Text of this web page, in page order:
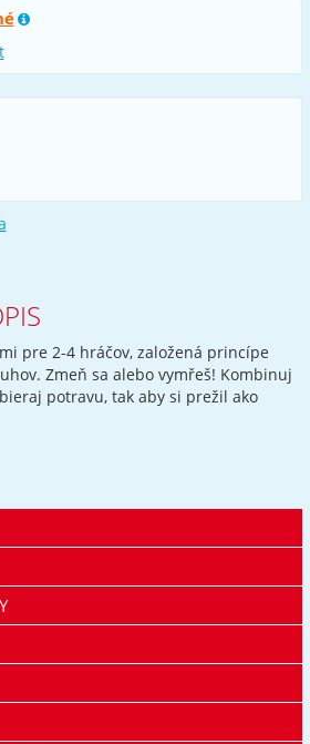
pre 2-4 hráčov, založená princípe
Zmeň sa alebo vymřeš! Kombinuj
potravu, tak aby si prežil ako